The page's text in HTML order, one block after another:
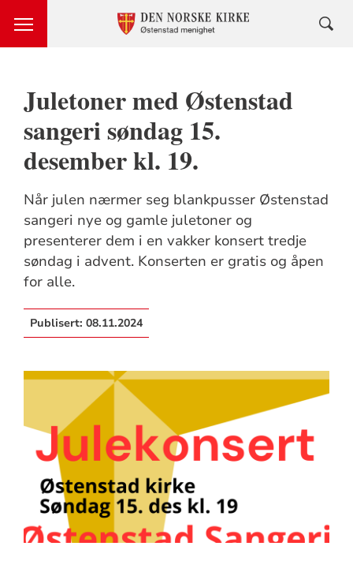
Juletoner med Østenstad
sangeri søndag 15.
desember kl. 19.
Når julen nærmer seg blankpusser Østenstad
sangeri nye og gamle juletoner og
presenterer dem i en vakker konsert tredje
søndag i advent. Konserten er gratis og åpen
for alle.
Publisert: 08.11.2024